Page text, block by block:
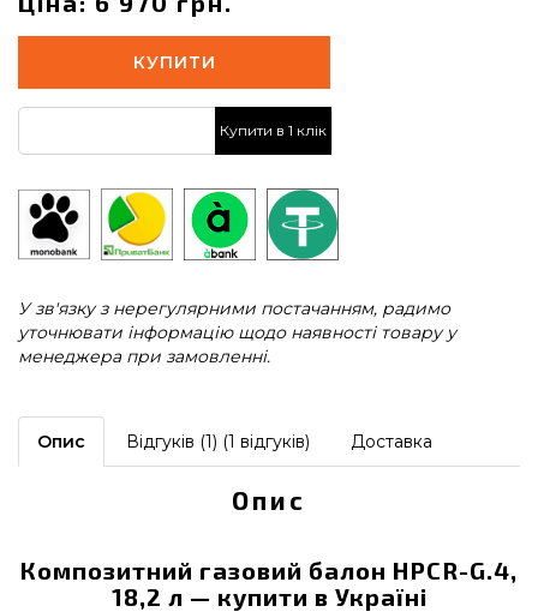
КУПИТИ
Купити в 1 клік
У зв'язку з нерегулярними постачанням, радимо
уточнювати інформацію щодо наявності товару у
менеджера при замовленні.
Опис Відгуків (1) (1 відгуків) Доставка
Опис
Композитний газовий балон HPCR-G.4,
18,2 л — купити в Україні